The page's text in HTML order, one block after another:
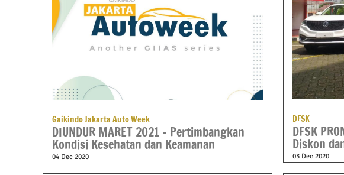
Gaikindo Jakarta Auto Week
DIUNDUR MARET 2021 – Pertimbangkan
Kondisi Kesehatan dan Keamanan
04 Dec 2020
DFSK
DFSK
Diskon
03 Dec 2020